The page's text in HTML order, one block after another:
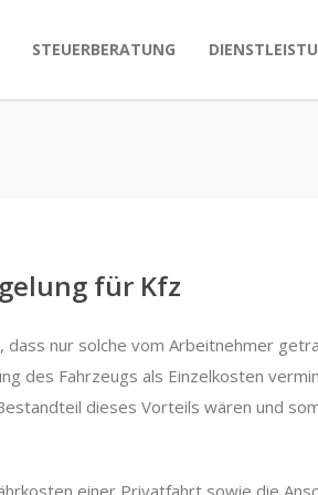
STEUERBERATUNG
für Kfz
nur solche vom Arbeitnehmer
des Fahrzeugs als Einzelkosten
dieses Vorteils wären und
einer Privatfahrt sowie die